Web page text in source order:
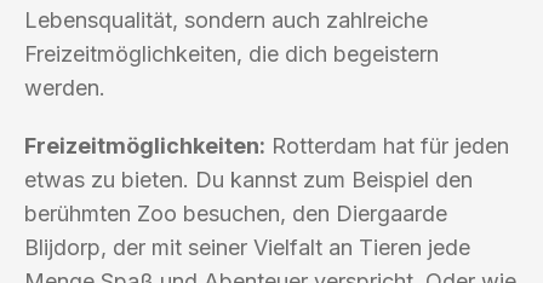
Lebensqualität, sondern auch zahlreiche
Freizeitmöglichkeiten, die dich begeistern
werden.
Freizeitmöglichkeiten: Rotterdam hat für jeden
etwas zu bieten. Du kannst zum Beispiel den
berühmten Zoo besuchen, den Diergaarde
Blijdorp, der mit seiner Vielfalt an Tieren jede